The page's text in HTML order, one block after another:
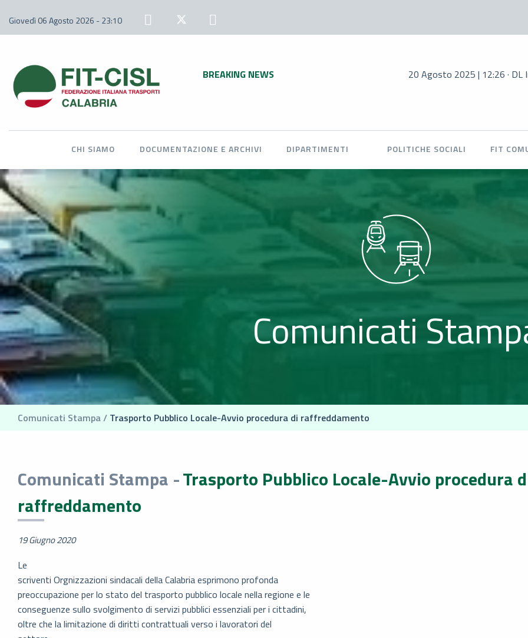
Giovedì 06 Agosto 2026 - 23:10
BREAKING NEWS 20 Agosto 2025 | 12:26 · DL
CHI SIAMO DOCUMENTAZIONE E ARCHIVI DIPARTIMENTI POLITICHE SOCIALI FIT
Comunicati
Comunicati Stampa / Trasporto Pubblico Locale-Avvio procedura di raffreddamento
Comunicati Stampa -Trasporto Pubblico Locale-Avvio procedura
raffreddamento
19 Giugno 2020
Le
scriventi Orgnizzazioni sindacali della Calabria esprimono profonda
preoccupazione per lo stato del trasporto pubblico locale nella regione e le
conseguenze sullo svolgimento di servizi pubblici essenziali per i cittadini,
oltre che la limitazione di diritti contrattuali verso i lavoratori del